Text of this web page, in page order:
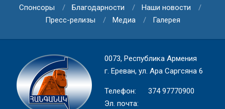
Спонсоры
Благодарности
Наши новости
Пресс-релизы
Медиа Галерея
0073, Республика Армения
г. Ереван, ул. Ара Саргсяна 6
Телефон: 374 97770900
Эл. почта: